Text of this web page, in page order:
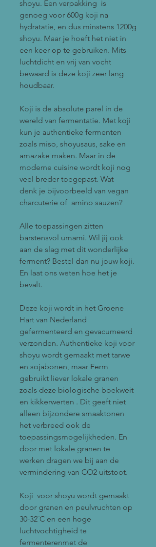
shoyu. Een verpakking is
genoeg voor 600g koji na
hydratatie, en dus minstens 1200g
shoyu. Maar je hoeft het niet in
een keer op te gebruiken. Mits
luchtdicht en vrij van vocht
bewaard is deze koji zeer lang
houdbaar.
Koji is de absolute parel in de
wereld van fermentatie. Met koji
kun je authentieke fermenten
zoals miso, shoyusaus, sake en
amazake maken. Maar in de
moderne cuisine wordt koji nog
veel breder toegepast. Wat
denk je bijvoorbeeld van vegan
charcuterie of amino sauzen?
Alle toepassingen zitten
barstensvol umami. Wil jij ook
aan de slag met dit wonderlijke
ferment? Bestel dan nu jouw koji.
En laat ons weten hoe het je
bevalt.
Deze koji wordt in het Groene
Hart van Nederland
gefermenteerd en gevacumeerd
verzonden. Authentieke koji voor
shoyu wordt gemaakt met tarwe
en sojabonen, maar Ferm
gebruikt liever lokale granen
zoals deze biologische boekweit
en kikkerwerten . Dit geeft niet
alleen bijzondere smaaktonen
het verbreed ook de
toepassingsmogelijkheden. En
door met lokale granen te
werken dragen we bij aan de
vermindering van CO2 uitstoot.
Koji voor shoyu wordt gemaakt
door granen en peulvruchten op
30-32˚C en een hoge
luchtvochtigheid te
fermenterenmet de